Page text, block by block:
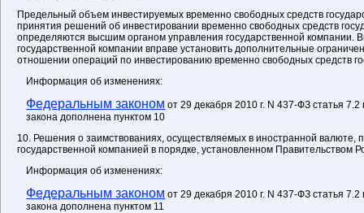
Предельный объем инвестируемых временно свободных средств
принятия решений об инвестировании временно свободных средств
определяются высшим органом управления государственной компании.
государственной компании вправе установить дополнительные
отношении операций по инвестированию временно свободных средств
Информация об изменениях:
Федеральным законом от 29 декабря 2010 г. N 437-ФЗ статья
закона дополнена пунктом 10
10. Решения о заимствованиях, осуществляемых в иностранной валюте,
государственной компанией в порядке, установленном Правительством
Информация об изменениях:
Федеральным законом от 29 декабря 2010 г. N 437-ФЗ статья
закона дополнена пунктом 11